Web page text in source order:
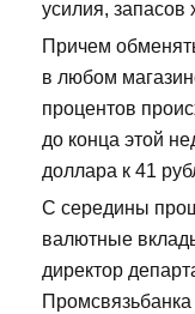
усилия, запасов
Причем
в любом
процентов
до конца этой
доллара к 41
С середины
валютные
директор